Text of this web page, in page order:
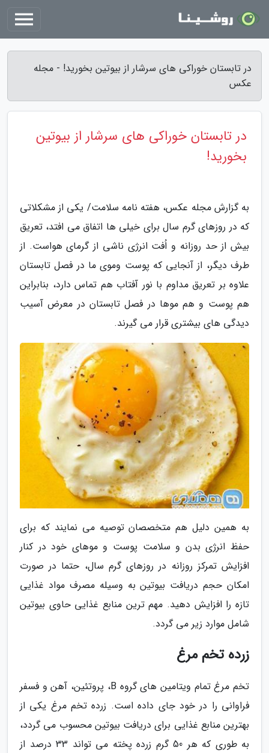
در تابستان خوراکی های سرشار از بیوتین بخورید! - مجله
عکس
در تابستان خوراکی های سرشار از بیوتین
بخورید!
به گزارش مجله عکس، هفته نامه سلامت/ یکی از مشکلاتی
که در روزهای گرم سال برای خیلی ها اتفاق می افتد، تعریق
بیش از حد روزانه و اُفت انرژی ناشی از گرمای هواست. از
طرف دیگر، از آنجایی که پوست وموی ما در فصل تابستان
علاوه بر تعریق مداوم با نور آفتاب هم تماس دارد، بنابراین
هم پوست و هم موها در فصل تابستان در معرض آسیب
دیدگی های بیشتری قرار می گیرند.
به همین دلیل هم متخصصان توصیه می نمایند که برای
حفظ انرژی بدن و سلامت پوست و موهای خود در کنار
افزایش تمرکز روزانه در روزهای گرم سال، حتما در صورت
امکان حجم دریافت بیوتین به وسیله مصرف مواد غذایی
تازه را افزایش دهید. مهم ترین منابع غذایی حاوی بیوتین
شامل موارد زیر می گردد.
زرده تخم مرغ
تخم مرغ تمام ویتامین های گروه B، پروتئین، آهن و فسفر
فراوانی را در خود جای داده است. زرده تخم مرغ یکی از
بهترین منابع غذایی برای دریافت بیوتین محسوب می گردد،
به طوری که هر 50 گرم زرده پخته می تواند 33 درصد از